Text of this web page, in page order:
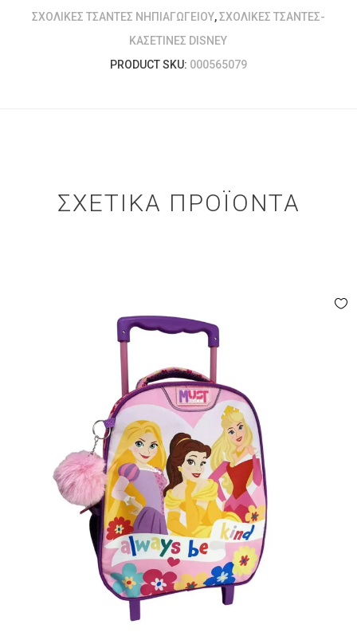
ΣΧΟΛΙΚΈΣ ΤΣΆΝΤΕΣ ΝΗΠΙΑΓΩΓΕΊΟΥ,ΣΧΟΛΙΚΈΣ ΤΣΆΝΤΕΣ-
ΚΑΣΕΤΊΝΕΣ DISNEY
PRODUCT SKU: 000565079
ΣΧΕΤΙΚΆ ΠΡΟΪΌΝΤΑ